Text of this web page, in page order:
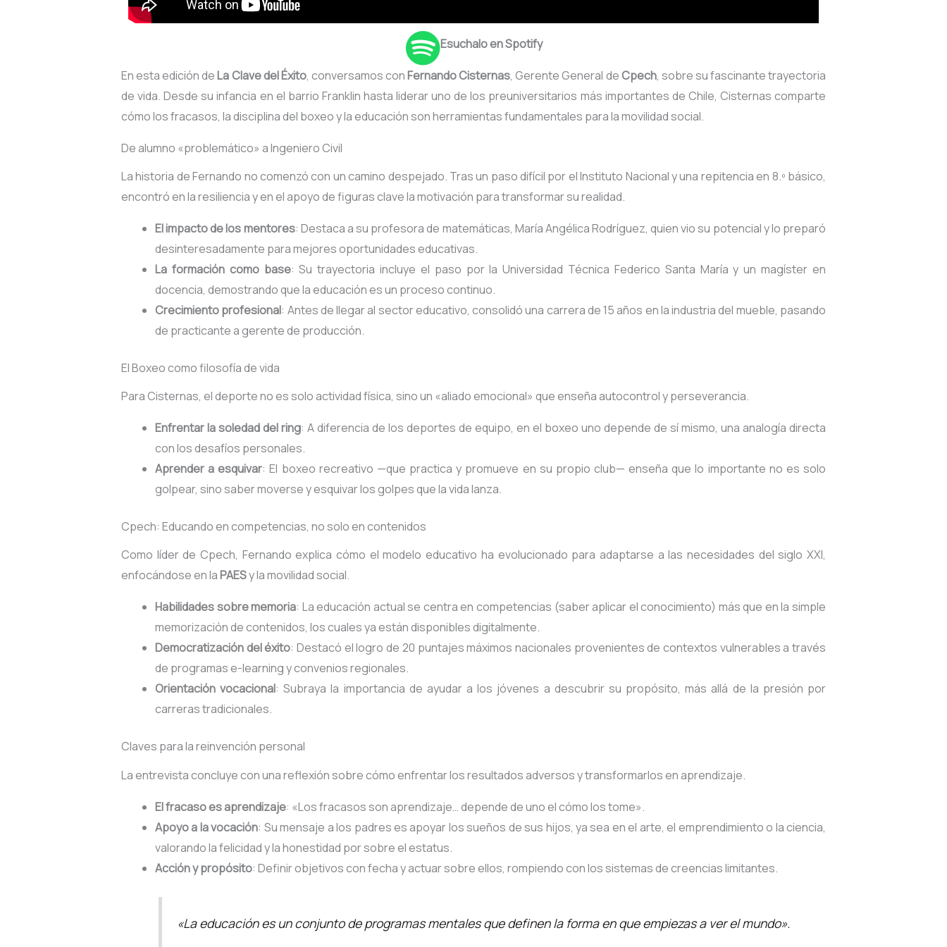
Esuchalo en Spotify
En esta edición deLa Clave del Éxito, conversamos conFernando Cisternas, Gerente General deCpech, sobre su fascinante trayectoria
de vida. Desde su infancia en el barrio Franklin hasta liderar uno de los preuniversitarios más importantes de Chile, Cisternas comparte
cómo los fracasos, la disciplina del boxeo y la educación son herramientas fundamentales para la movilidad social.
De alumno «problemático» a Ingeniero Civil
La historia de Fernando no comenzó con un camino despejado. Tras un paso difícil por el Instituto Nacional y una repitencia en 8.º básico,
encontró en la resiliencia y en el apoyo de figuras clave la motivación para transformar su realidad.
El impacto de los mentores: Destaca a su profesora de matemáticas, María Angélica Rodríguez, quien vio su potencial y lo preparó
desinteresadamente para mejores oportunidades educativas.
La formación como base: Su trayectoria incluye el paso por la Universidad Técnica Federico Santa María y un magíster en
docencia, demostrando que la educación es un proceso continuo.
Crecimiento profesional: Antes de llegar al sector educativo, consolidó una carrera de 15 años en la industria del mueble, pasando
de practicante a gerente de producción.
El Boxeo como filosofía de vida
Para Cisternas, el deporte no es solo actividad física, sino un «aliado emocional» que enseña autocontrol y perseverancia.
Enfrentar la soledad del ring: A diferencia de los deportes de equipo, en el boxeo uno depende de sí mismo, una analogía directa
con los desafíos personales.
Aprender a esquivar: El boxeo recreativo —que practica y promueve en su propio club— enseña que lo importante no es solo
golpear, sino saber moverse y esquivar los golpes que la vida lanza.
Cpech: Educando en competencias, no solo en contenidos
Como líder de Cpech, Fernando explica cómo el modelo educativo ha evolucionado para adaptarse a las necesidades del siglo XXI,
enfocándose en laPAESy la movilidad social.
Habilidades sobre memoria: La educación actual se centra en competencias (saber aplicar el conocimiento) más que en la simple
memorización de contenidos, los cuales ya están disponibles digitalmente.
Democratización del éxito: Destacó el logro de 20 puntajes máximos nacionales provenientes de contextos vulnerables a través
de programas e-learning y convenios regionales.
Orientación vocacional: Subraya la importancia de ayudar a los jóvenes a descubrir su propósito, más allá de la presión por
carreras tradicionales.
Claves para la reinvención personal
La entrevista concluye con una reflexión sobre cómo enfrentar los resultados adversos y transformarlos en aprendizaje.
El fracaso es aprendizaje: «Los fracasos son aprendizaje… depende de uno el cómo los tome».
Apoyo a la vocación: Su mensaje a los padres es apoyar los sueños de sus hijos, ya sea en el arte, el emprendimiento o la ciencia,
valorando la felicidad y la honestidad por sobre el estatus.
Acción y propósito: Definir objetivos con fecha y actuar sobre ellos, rompiendo con los sistemas de creencias limitantes.
«La educación es un conjunto de programas mentales que definen la forma en que empiezas a ver el mundo».